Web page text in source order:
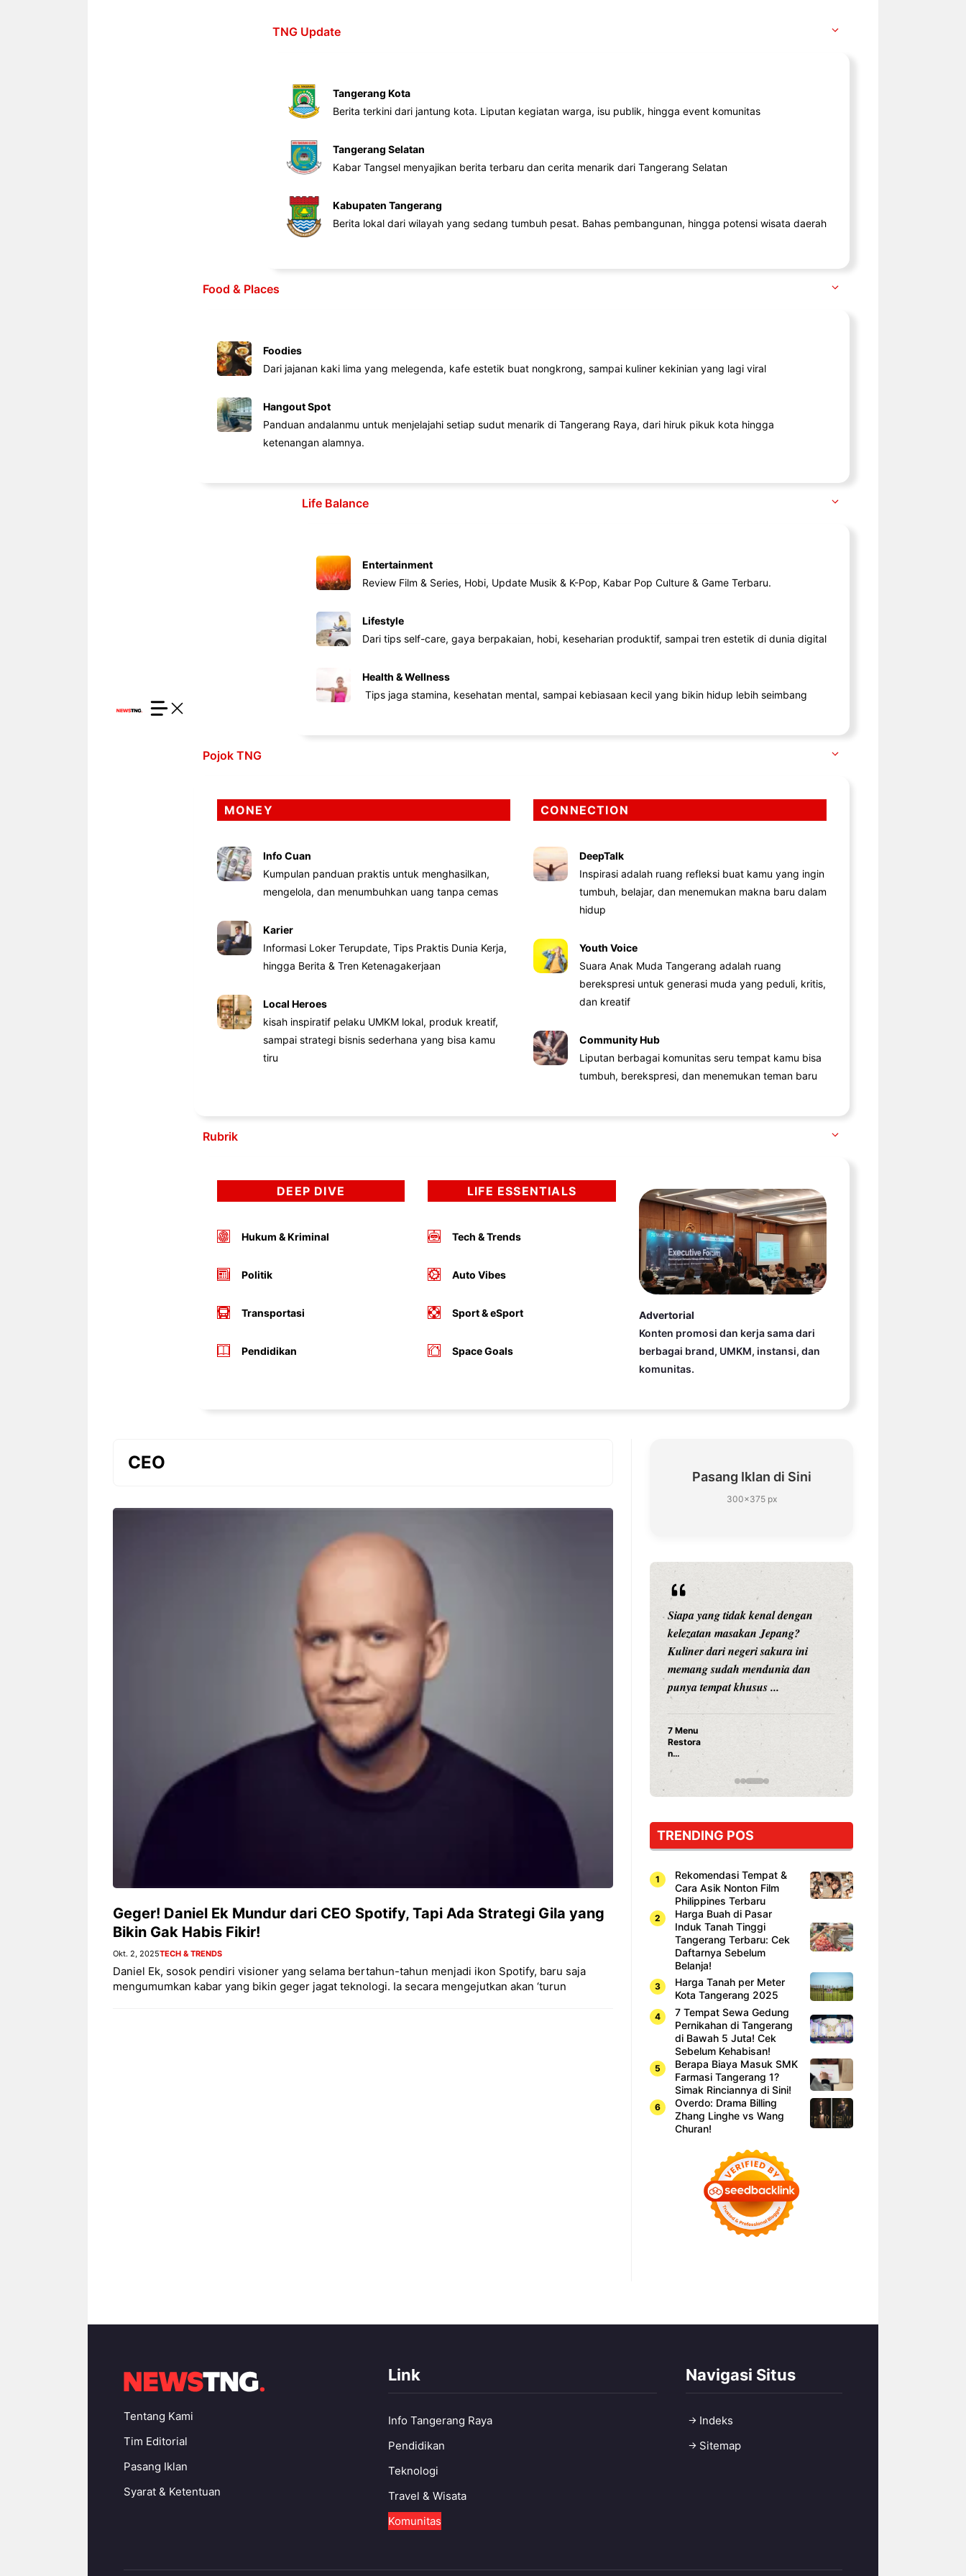
TNG Update
Tangerang Kota
Berita terkini dari jantung kota. Liputan kegiatan warga, isu publik, hingga event komunitas
Tangerang Selatan
Kabar Tangsel menyajikan berita terbaru dan cerita menarik dari Tangerang Selatan
Kabupaten Tangerang
Berita lokal dari wilayah yang sedang tumbuh pesat. Bahas pembangunan, hingga potensi wisata daerah
Food & Places
Foodies
Dari jajanan kaki lima yang melegenda, kafe estetik buat nongkrong, sampai kuliner kekinian yang lagi viral
Hangout Spot
Panduan andalanmu untuk menjelajahi setiap sudut menarik di Tangerang Raya, dari hiruk pikuk kota hingga
ketenangan alamnya.
Life Balance
Entertainment
Review Film & Series, Hobi, Update Musik & K-Pop, Kabar Pop Culture & Game Terbaru.
Lifestyle
Dari tips self-care, gaya berpakaian, hobi, keseharian produktif, sampai tren estetik di dunia digital
Health & Wellness
Tips jaga stamina, kesehatan mental, sampai kebiasaan kecil yang bikin hidup lebih seimbang
Pojok TNG
MONEY
Info Cuan
Kumpulan panduan praktis untuk menghasilkan,
mengelola, dan menumbuhkan uang tanpa cemas
Karier
Informasi Loker Terupdate, Tips Praktis Dunia Kerja,
hingga Berita & Tren Ketenagakerjaan
Local Heroes
kisah inspiratif pelaku UMKM lokal, produk kreatif,
sampai strategi bisnis sederhana yang bisa kamu
tiru
CONNECTION
DeepTalk
Inspirasi adalah ruang refleksi buat kamu yang ingin
tumbuh, belajar, dan menemukan makna baru dalam
hidup
Youth Voice
Suara Anak Muda Tangerang adalah ruang
berekspresi untuk generasi muda yang peduli, kritis,
dan kreatif
Community Hub
Liputan berbagai komunitas seru tempat kamu bisa
tumbuh, berekspresi, dan menemukan teman baru
Rubrik
DEEP DIVE
Hukum & Kriminal
Politik
Transportasi
Pendidikan
LIFE ESSENTIALS
Tech & Trends
Auto Vibes
Sport & eSport
Space Goals
Advertorial
Konten promosi dan kerja sama dari
berbagai brand, UMKM, instansi, dan
komunitas.
CEO
Geger! Daniel Ek Mundur dari CEO Spotify, Tapi Ada Strategi Gila yang
Bikin Gak Habis Fikir!
Okt. 2, 2025TECH & TRENDS
Daniel Ek, sosok pendiri visioner yang selama bertahun-tahun menjadi ikon Spotify, baru saja
mengumumkan kabar yang bikin geger jagat teknologi. Ia secara mengejutkan akan ‘turun
Pasang Iklan di Sini
300×375 px
tahun 2026, restoran all you can
eat Kakkoii All You Can Eat
Bandung menghadirkan
penawaran spesial ...
Sambut 2026, Kakkoii
Bandung Hadirkan Pesta All
You Can Eat Mulai Rp
145.000
Siapa yang tidak kenal dengan
kelezatan masakan Jepang?
Kuliner dari negeri sakura ini
memang sudah mendunia dan
punya tempat khusus ...
7 Menu
Restora
n
yang
Dicoba,
Cuma
Sushi!
TRENDING POS
Rekomendasi Tempat &
Cara Asik Nonton Film
Philippines Terbaru
Harga Buah di Pasar
Induk Tanah Tinggi
Tangerang Terbaru: Cek
Daftarnya Sebelum
Belanja!
Harga Tanah per Meter
Kota Tangerang 2025
7 Tempat Sewa Gedung
Pernikahan di Tangerang
di Bawah 5 Juta! Cek
Sebelum Kehabisan!
Berapa Biaya Masuk SMK
Farmasi Tangerang 1?
Simak Rinciannya di Sini!
Overdo: Drama Billing
Zhang Linghe vs Wang
Churan!
Tentang Kami
Tim Editorial
Pasang Iklan
Syarat & Ketentuan
Link
Info Tangerang Raya
Pendidikan
Teknologi
Travel & Wisata
Komunitas
Navigasi Situs
Indeks
Sitemap